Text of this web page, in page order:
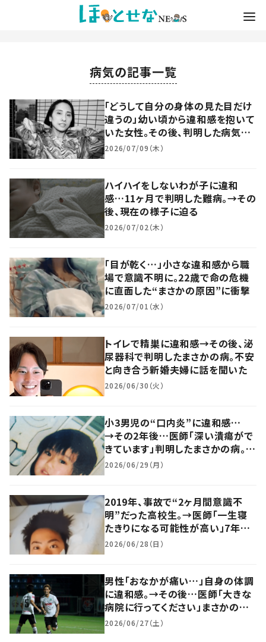
病気の記事一覧
「どうして自分の身体の見た目だけ
違うの」幼い頃から違和感を抱いて
いた女性。その後、判明した病気と
現在の姿に迫る
2026/07/09（木）
ハイハイをしないわが子に違和
感…11ヶ月で判明した難病。→その
後、現在の様子に迫る
2026/07/02（木）
「目が乾く…」小さな違和感から職
場で意識不明に。22歳で命の危機
に直面した“まさかの原因”に衝撃
2026/07/01（水）
トイレで精巣に違和感→その後、泌
尿器科で判明したまさかの病。不安
と向き合う新婚夫婦に話を聞いた
2026/06/30（火）
小3男児の“口内炎”に違和感…
→その2年後…医師「深い潰瘍がで
きています」判明したまさかの病。
症状に苦しみながらも向き合ってき
2026/06/29（月）
2019年、事故で“2ヶ月間意識不
明”だった高校生。→医師「一生寝
たきりになる可能性が高い」7年後、
現在の様子と思いに迫る
2026/06/28（日）
男性「おなかが痛い…」自身の体調
に違和感。→その後…医師「大きな
病院に行ってください」まさかの病
気が判明。 夢を追い、葛藤し続け
2026/06/27（土）